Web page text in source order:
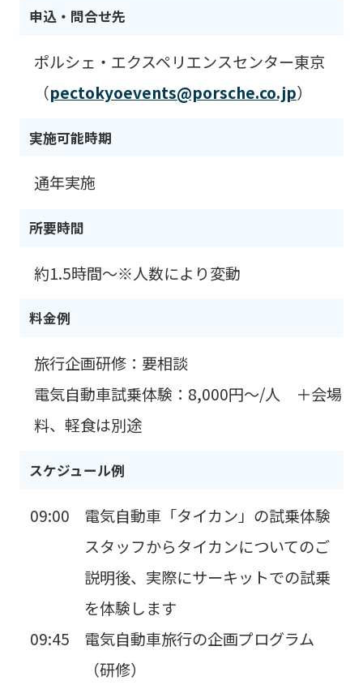
申込・問合せ先
ポルシェ・エクスペリエンスセンター東京
（pectokyoevents@porsche.co.jp）
実施可能時期
通年実施
所要時間
約1.5時間〜※人数により変動
料金例
旅行企画研修：要相談
電気自動車試乗体験：8,000円〜/人 ＋会場
料、軽食は別途
スケジュール例
09:00
電気自動車「タイカン」の試乗体験
スタッフからタイカンについてのご
説明後、実際にサーキットでの試乗
を体験します
09:45
電気自動車旅行の企画プログラム
（研修）